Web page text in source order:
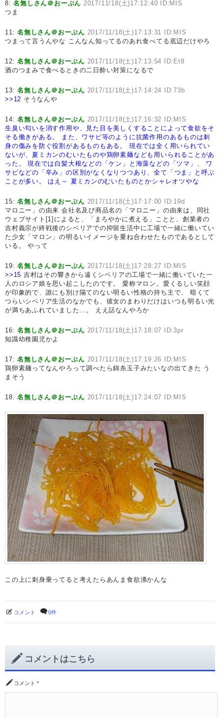
8:名無しさん＠おーぷん 2017/11/18(土)17:12:40 ID:MIS
つま
11:名無しさん＠おーぷん 2017/11/18(土)17:13:31 ID:MIS
つまって言うんやな こんなん知ってるのあれ食べてる底辺だけやろ
12:名無しさん＠おーぷん 2017/11/18(土)17:13:54 ID:Et8
酒のつまみで食べるときの二日酔い対策になるで
13:名無しさん＠おーぷん 2017/11/18(土)17:14:24 ID:73b
>>12 そうなんや
14:名無しさん＠おーぷん 2017/11/18(土)17:16:32 ID:MIS
生臭い匂いを消す作用や、見た目を美しくすることによって食欲をそ
そる働きがある。
また、ワサビ等のように抗菌作用のあるものは刺
身の傷みを防ぐ役割があるものもある。
現在では全く用いられてい
ないが、夏ミカンのむいたものや鶏卵素麺なども用いられることがあ
った。
現在では白髪大根などの「ケン」と海藻などの「ツマ」、
ワ
サビなどの「辛み」の区別がなくなりつつあり、全て「つま」と呼ぶ
ことが多い。
はえ～ 夏ミカンのむいたものとかシャレオツやな
15:名無しさん＠おーぷん 2017/11/18(土)17:17:00 ID:19d
マロニー」の由来 会社名及び商品名の「マロニー」の由来は、同社
ウェブサイト[1]によると、「まろやかに煮える」ことと、創業者の
吉村義宗が終戦後のシベリアでの抑留生活中に工場で一緒に働いてい
た少女「マロン」の明るいイメージを重ね合わせたものであるとして
いる。 やって
19:名無しさん＠おーぷん 2017/11/18(土)17:28:27 ID:MIS
>>15 吉村はその響きから遠くシベリアの工場で一緒に働いていた一
人のロシア娘を思い起こしたのです。 愛称マロン。愛くるしい笑顔
が印象的で、誰にも別け隔てのない明るい性格の持ち主で、 暗くて
つらいシベリア生活のなかでも、彼女のまわりだけはいつも明るい光
が満ちあふれていました…。 ええ話なんやろか
16:名無しさん＠おーぷん 2017/11/18(土)17:18:07 ID:3pr
知識幼稚園児かよ
17:名無しさん＠おーぷん 2017/11/18(土)17:19:26 ID:MIS
鶏卵素麺ってなんやろって調べたら錦糸玉子みたいなの出てきた う
まそう
18:名無しさん＠おーぷん 2017/11/18(土)17:24:07 ID:MIS
この上に刺身乗ってると考えたらあんま食欲沸かんな
コメント 0件
コメントはこちら
コメント *